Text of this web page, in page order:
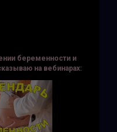
беременности и
на вебинарах: